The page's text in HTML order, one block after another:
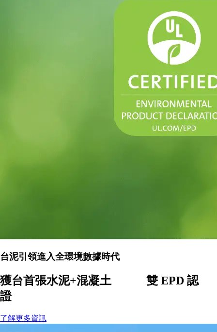
台泥引領進入全環境數據時代
獲台首張水泥+混凝土 雙 EPD 認
證
了解更多資訊